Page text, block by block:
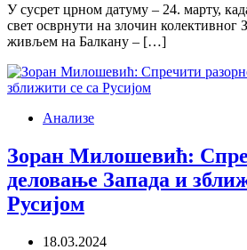
У сусрет црном датуму – 24. марту,
свет осврнути на злочин колективног
живљем на Балкану – […]
Анализе
Зоран Милошевић:
деловање Запада и
Русијом
18.03.2024